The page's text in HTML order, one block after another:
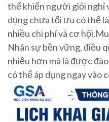
thể khiến người giỏi nghỉ
dụng chưa tối ưu có thể
nhiều chi phí và cơ
Nhân sự bền vững, điều
nhiều hơn mà là được
có thể áp dụng ngay vào